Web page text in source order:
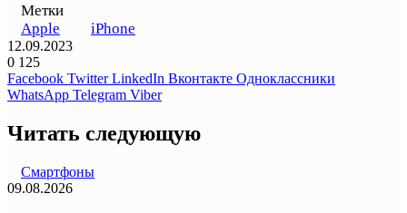
Метки
Apple
iPhone
12.09.2023
0 125
Facebook Twitter LinkedIn Вконтакте Одноклассники
WhatsApp Telegram Viber
Читать следующую
Смартфоны
09.08.2026